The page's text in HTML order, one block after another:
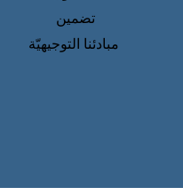
تضمين
مبادئنا التوجيهيّة